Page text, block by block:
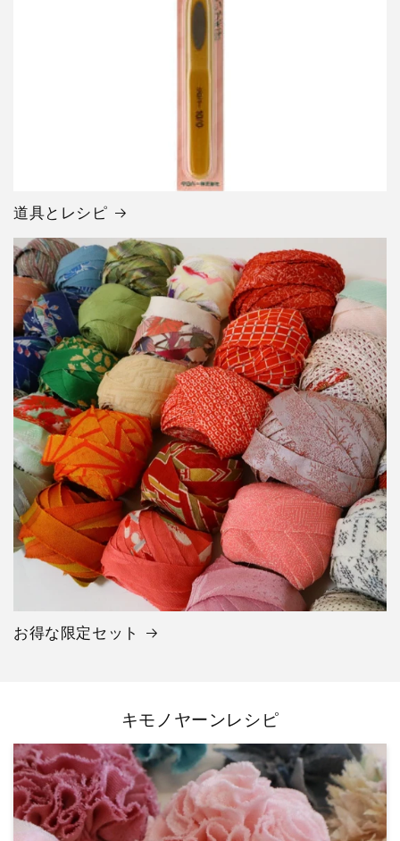
道具とレシピ
お得な限定セット
キモノヤーンレシピ